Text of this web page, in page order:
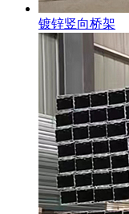
镀锌竖向桥架